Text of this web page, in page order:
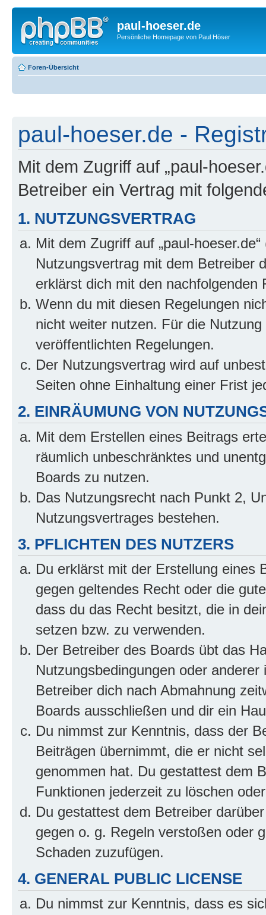
paul-hoeser.de
Persönliche Homepage von Paul Höser
Foren-Übersicht
paul-hoeser.de -
Mit dem Zugriff auf „paul-
Betreiber ein Vertrag mit
1. NUTZUNGSVERTRAG
Mit dem Zugriff auf „paul-
Nutzungsvertrag mit dem Betreiber
erklärst dich mit den nachfolgenden
Wenn du mit diesen Regelungen
nicht weiter nutzen. Für die
veröffentlichten Regelungen.
Der Nutzungsvertrag wird auf
Seiten ohne Einhaltung einer Frist
2. EINRÄUMUNG VON
Mit dem Erstellen eines Beitrags
räumlich unbeschränktes und
Boards zu nutzen.
Das Nutzungsrecht nach Punkt 2,
Nutzungsvertrages bestehen.
3. PFLICHTEN DES NUTZERS
Du erklärst mit der Erstellung eines
gegen geltendes Recht oder die
dass du das Recht besitzt, die in
setzen bzw. zu verwenden.
Der Betreiber des Boards übt das
Nutzungsbedingungen oder
Betreiber dich nach Abmahnung
Boards ausschließen und dir ein
Du nimmst zur Kenntnis, dass der
Beiträgen übernimmt, die er nicht
genommen hat. Du gestattest dem
Funktionen jederzeit zu löschen
Du gestattest dem Betreiber
gegen o. g. Regeln verstoßen oder
Schaden zuzufügen.
4. GENERAL PUBLIC LICENSE
Du nimmst zur Kenntnis, dass es